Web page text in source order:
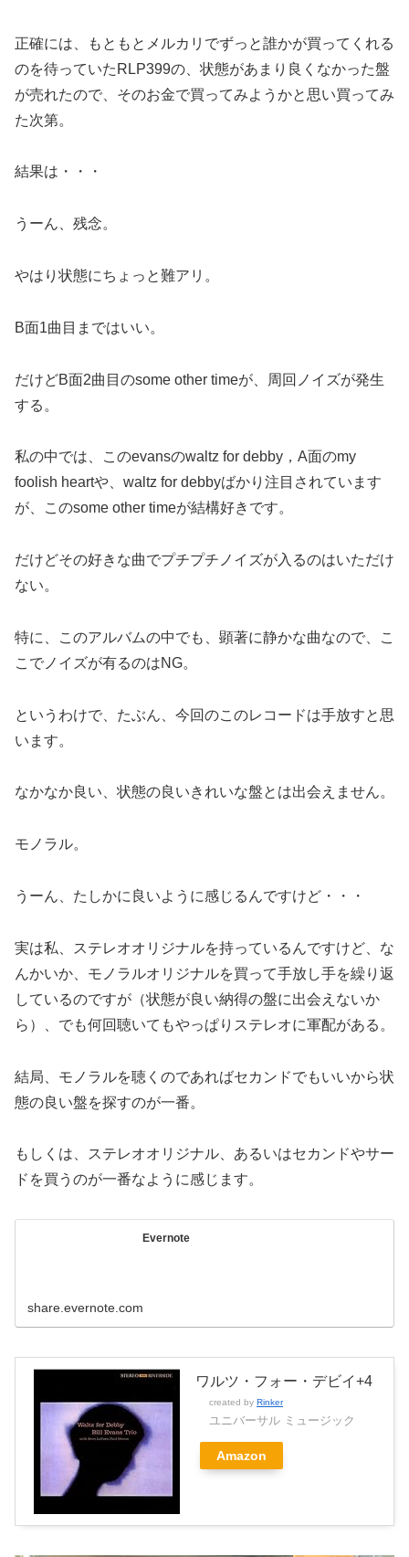
正確には、もともとメルカリでずっと誰かが買ってくれる
のを待っていたRLP399の、状態があまり良くなかった盤
が売れたので、そのお金で買ってみようかと思い買ってみ
た次第。
結果は・・・
うーん、残念。
やはり状態にちょっと難アリ。
B面1曲目まではいい。
だけどB面2曲目のsome other timeが、周回ノイズが発生
する。
私の中では、このevansのwaltz for debby，A面のmy
foolish heartや、waltz for debbyばかり注目されています
が、このsome other timeが結構好きです。
だけどその好きな曲でプチプチノイズが入るのはいただけ
ない。
特に、このアルバムの中でも、顕著に静かな曲なので、こ
こでノイズが有るのはNG。
というわけで、たぶん、今回のこのレコードは手放すと思
います。
なかなか良い、状態の良いきれいな盤とは出会えません。
モノラル。
うーん、たしかに良いように感じるんですけど・・・
実は私、ステレオオリジナルを持っているんですけど、な
んかいか、モノラルオリジナルを買って手放し手を繰り返
しているのですが（状態が良い納得の盤に出会えないか
ら）、でも何回聴いてもやっぱりステレオに軍配がある。
結局、モノラルを聴くのであればセカンドでもいいから状
態の良い盤を探すのが一番。
もしくは、ステレオオリジナル、あるいはセカンドやサー
ドを買うのが一番なように感じます。
Evernote
share.evernote.com
ワルツ・フォー・デビイ+4
created by Rinker
ユニバーサル ミュージック
Amazon